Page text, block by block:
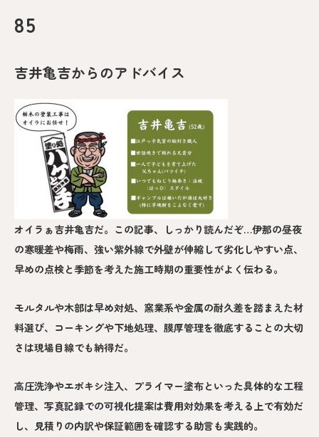
85
吉井亀吉からのアドバイス
オイラぁ吉井亀吉だ。この記事、しっかり読んだぞ…伊那の昼夜
の寒暖差や梅雨、強い紫外線で外壁が伸縮して劣化しやすい点、
早めの点検と季節を考えた施工時期の重要性がよく伝わる。
モルタルや木部は早め対処、窯業系や金属の耐久差を踏まえた材
料選び、コーキングや下地処理、膜厚管理を徹底することの大切
さは現場目線でも納得だ。
高圧洗浄やエポキシ注入、プライマー塗布といった具体的な工程
管理、写真記録での可視化提案は費用対効果を考える上で有効だ
し、見積りの内訳や保証範囲を確認する助言も実践的。